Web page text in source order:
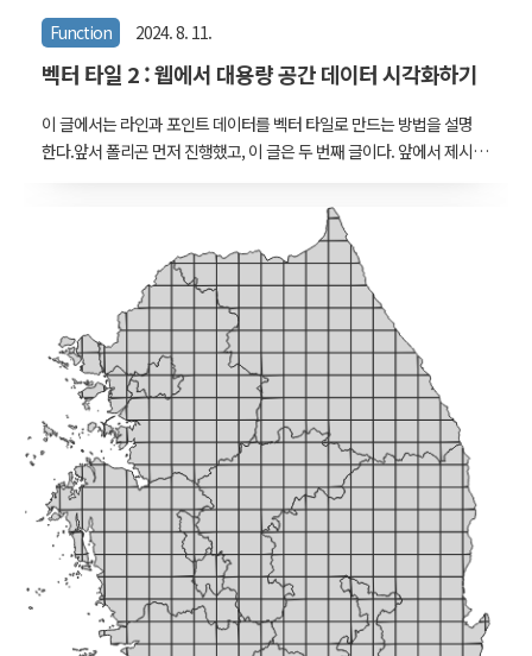
Function 2024. 8. 11.
벡터 타일 2 : 웹에서 대용량 공간 데이터 시각화하기
이 글에서는 라인과 포인트 데이터를 벡터 타일로 만드는 방법을 설명
한다.앞서 폴리곤 먼저 진행했고, 이 글은 두 번째 글이다. 앞에서 제시
일 : 웹에서 대용량 공간 데이터 시각화하기 - 1웹에서 대용량 공간 데이
터를 시각화하는건 2024년이라는 시점에서 이미 새로운 기술은 아니
다. 구글 맵이나 카카오 네이버 맵에서는 오래 전부터 전세계나 우리나
라 전체의 지도를 브라우징하www.vw-lab.com 라인 shape 전처
리 라인 shape 파일은 LineString와 MultiLineString 으로 된 도형을
말한다. 폴리곤 처럼 단순화 작업 먼저 수행한다. 단선으로 된 도로 레
이어를 작업했고, 6레벨부터 14레벨까지 만들었다.inpu..